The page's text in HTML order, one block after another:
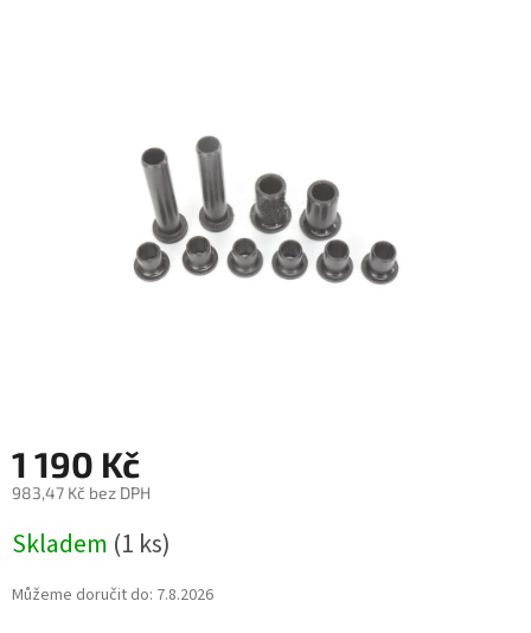
1 190 Kč
983,47 Kč bez DPH
cena:
Skladem (1 ks)
Můžeme doručit do: 7.8.2026